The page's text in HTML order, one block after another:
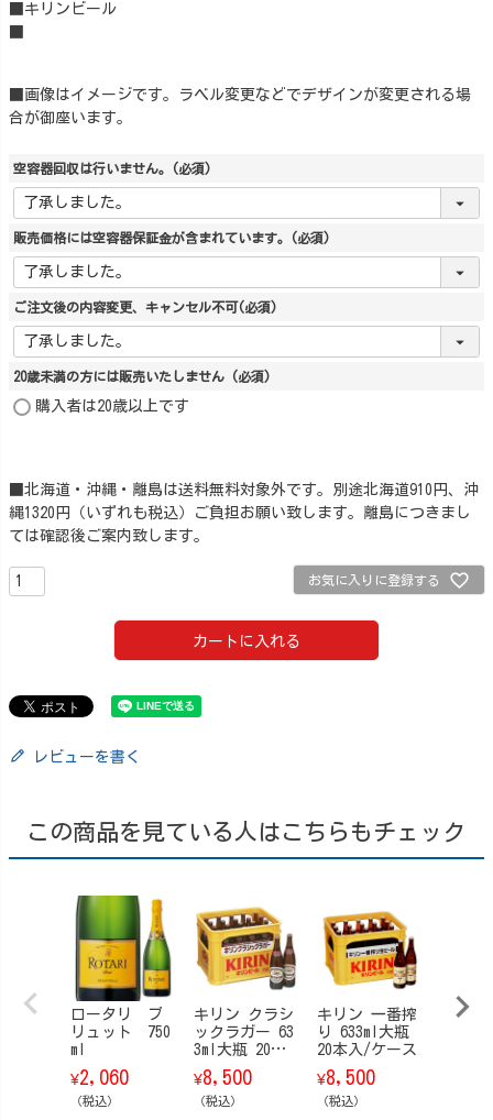
■キリンビール
■画像はイメージです。ラベル変更などでデザインが変更される場
合が御座います。
空容器回収は行いません。 (必須)
販売価格には空容器保証金が含まれています。 (必須)
ご注文後の内容変更、キャンセル不可 (必須)
20歳未満の方には販売いたしません (必須)
購入者は20歳以上です
■北海道・沖縄・離島は送料無料対象外です。別途北海道910円、沖
縄1320円（いずれも税込）ご負担お願い致します。離島につきまし
ては確認後ご案内致します。
お気に入りに登録する
カートに入れる
レビューを書く
この商品を見ている人はこちらもチェック
ロータリ ブ
リュット 750
ml
¥2,060
（税込）
キリン クラシ
ックラガー 63
3ml大瓶 20本
入/ケース
¥8,500
（税込）
キリン 一番搾
り 633ml大瓶
20本入/ケース
¥8,500
（税込）
サン